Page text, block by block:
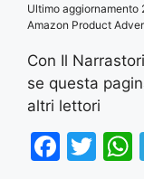
Ultimo
Amazon Product
Con Il
se questa
altri lettori
F
T